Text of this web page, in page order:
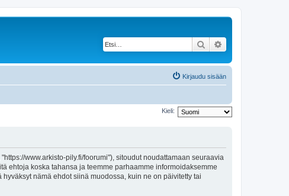
Etsi
Kirjaudu sisään
Kieli:
www.arkisto-pily.fi/foorumi"), sitoudut noudattamaan seuraavia
ehtoja koska tahansa ja teemme parhaamme informoidaksemme
nämä ehdot siinä muodossa, kuin ne on päivitetty tai